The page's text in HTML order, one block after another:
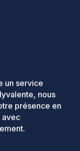
un service
nous
présence en
avec